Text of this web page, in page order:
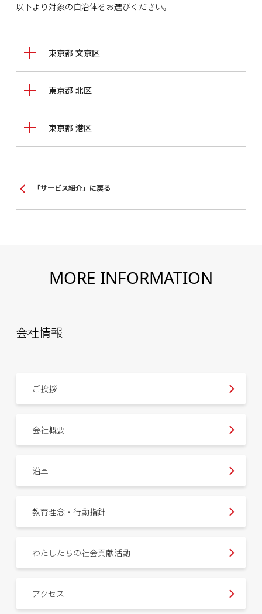
以下より対象の自治体をお選びください。
東京都 文京区
東京都 北区
東京都 港区
「サービス紹介」に戻る
MORE INFORMATION
会社情報
ご挨拶
会社概要
沿革
教育理念・行動指針
わたしたちの社会貢献活動
アクセス